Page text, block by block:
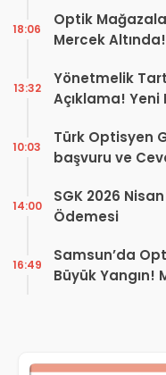
Optik
Mercek
18:06
Yönetmelik
Açıklama! Yeni
13:32
Türk Optisyen
başvuru ve
10:03
SGK 2026
Ödemesi
14:00
Samsun’da
Büyük Yangın!
16:49